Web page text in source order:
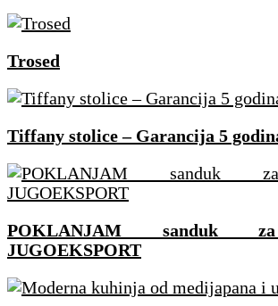
content
Trosed
Tiffany stolice – Garancija 5
POKLANJAM sanduk
JUGOEKSPORT